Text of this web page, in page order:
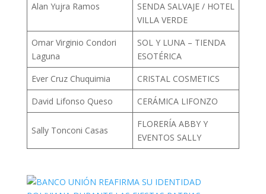
Alan Yujra Ramos
SENDA SALVAJE / HOTEL
VILLA VERDE
Omar Virginio Condori
Laguna
SOL Y LUNA – TIENDA
ESOTÉRICA
Ever Cruz Chuquimia
CRISTAL COSMETICS
David Lifonso Queso
CERÁMICA LIFONZO
Sally Tonconi Casas
FLORERÍA ABBY Y
EVENTOS SALLY